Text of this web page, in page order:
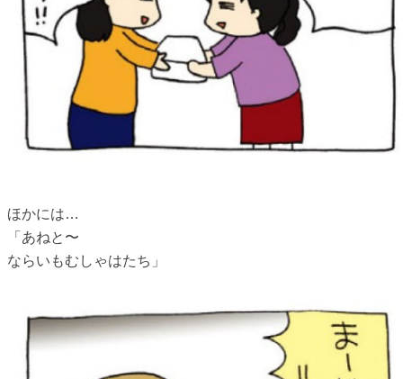
ほかには…
「あねと〜
ならいもむしゃはたち」